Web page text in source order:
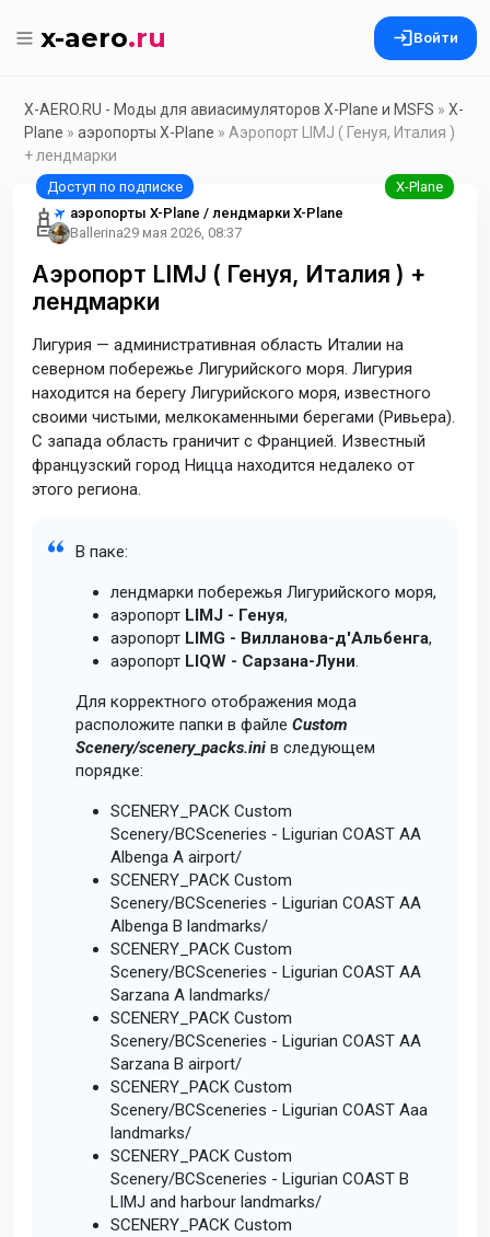
x-aero.ru Войти
X-AERO.RU - Моды для авиасимуляторов X-Plane и MSFS » X-
Plane » аэропорты X-Plane » Аэропорт LIMJ ( Генуя, Италия )
+ лендмарки
аэропорты X-Plane / лендмарки X-Plane
Ballerina29 мая 2026, 08:37
Аэропорт LIMJ ( Генуя, Италия ) +
лендмарки
Лигурия — административная область Италии на
северном побережье Лигурийского моря. Лигурия
находится на берегу Лигурийского моря, известного
своими чистыми, мелкокаменными берегами (Ривьера).
С запада область граничит с Францией. Известный
французский город Ницца находится недалеко от
этого региона.
В паке:
лендмарки побережья Лигурийского моря,
аэропорт LIMJ - Генуя,
аэропорт LIMG - Вилланова-д'Альбенга,
аэропорт LIQW - Сарзана-Луни.
Для корректного отображения мода
расположите папки в файле Custom
Scenery/scenery_packs.ini в следующем
порядке:
SCENERY_PACK Custom
Scenery/BCSceneries - Ligurian COAST AA
Albenga A airport/
SCENERY_PACK Custom
Scenery/BCSceneries - Ligurian COAST AA
Albenga B landmarks/
SCENERY_PACK Custom
Scenery/BCSceneries - Ligurian COAST AA
Sarzana A landmarks/
SCENERY_PACK Custom
Scenery/BCSceneries - Ligurian COAST AA
Sarzana B airport/
SCENERY_PACK Custom
Scenery/BCSceneries - Ligurian COAST Aaa
landmarks/
SCENERY_PACK Custom
Scenery/BCSceneries - Ligurian COAST B
LIMJ and harbour landmarks/
SCENERY_PACK Custom